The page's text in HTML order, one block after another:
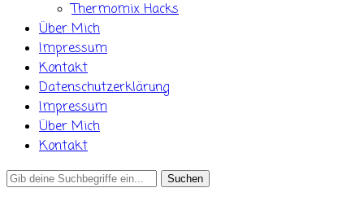
Thermomix Hacks
Über Mich
Impressum
Kontakt
Datenschutzerklärung
Impressum
Über Mich
Kontakt
Search